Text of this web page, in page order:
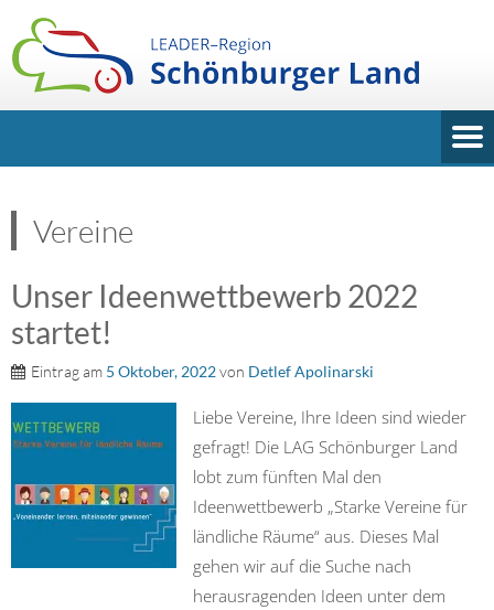
Vereine
Unser Ideenwettbewerb 2022
startet!
Eintrag am 5 Oktober, 2022von Detlef Apolinarski
Liebe Vereine, Ihre Ideen sind wieder
gefragt! Die LAG Schönburger Land
lobt zum fünften Mal den
Ideenwettbewerb „Starke Vereine für
ländliche Räume“ aus. Dieses Mal
gehen wir auf die Suche nach
herausragenden Ideen unter dem